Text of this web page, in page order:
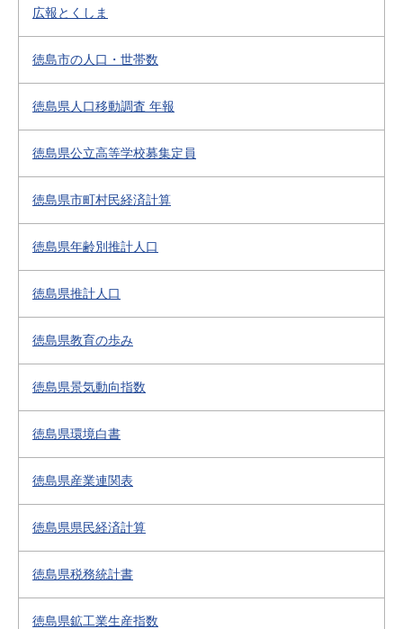
広報とくしま
徳島市の人口・世帯数
徳島県人口移動調査 年報
徳島県公立高等学校募集定員
徳島県市町村民経済計算
徳島県年齢別推計人口
徳島県推計人口
徳島県教育の歩み
徳島県景気動向指数
徳島県環境白書
徳島県産業連関表
徳島県県民経済計算
徳島県税務統計書
徳島県鉱工業生産指数